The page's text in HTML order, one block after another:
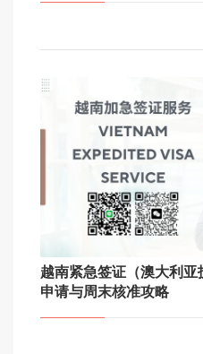
越南紧急签证（澳大利
申请与周末核准攻略